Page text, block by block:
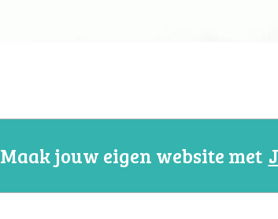
Maak jouw eigen website met